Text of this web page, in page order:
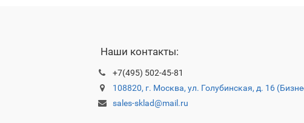
Наши контакты:
+7(495) 502-45-81
108820, г. Москва, ул. Голубинская, д. 16
sales-sklad@mail.ru